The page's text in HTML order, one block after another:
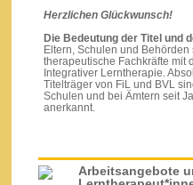
Herzlichen Glückwunsch!
Die Bedeutung der Titel und
Eltern, Schulen und
therapeutische Fachkräfte mit
Integrativer Lerntherapie.
Titelträger von FiL und BVL
Schulen und bei Ämtern seit
anerkannt.
Arbeitsangebote